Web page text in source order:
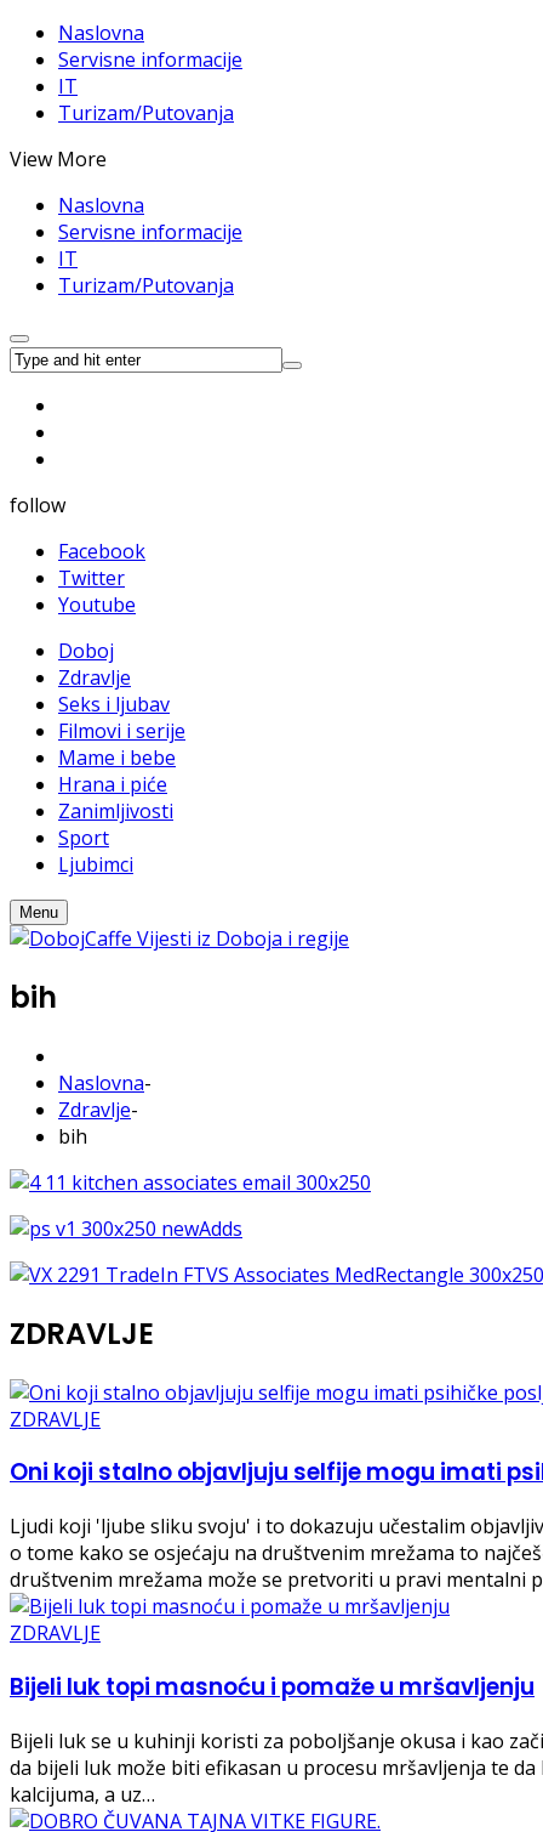
Naslovna
Servisne informacije
IT
Turizam/Putovanja
View More
Naslovna
Servisne informacije
IT
Turizam/Putovanja
follow
Facebook
Twitter
Youtube
Doboj
Zdravlje
Seks i ljubav
Filmovi i serije
Mame i bebe
Hrana i piće
Zanimljivosti
Sport
Ljubimci
Menu
bih
Naslovna-
Zdravlje-
bih
ZDRAVLJE
ZDRAVLJE
Oni koji stalno objavljuju selfije mogu imati
Ljudi koji 'ljube sliku svoju' i to dokazuju učestalim
o tome kako se osjećaju na društvenim mrežama to
društvenim mrežama može se pretvoriti u pravi mentalni
ZDRAVLJE
Bijeli luk topi masnoću i pomaže u mršavljenju
Bijeli luk se u kuhinji koristi za poboljšanje okusa i kao
da bijeli luk može biti efikasan u procesu mršavljenja te
kalcijuma, a uz…